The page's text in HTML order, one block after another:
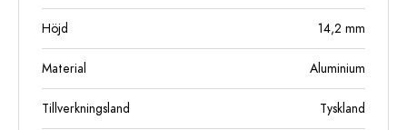
Höjd 14,2 mm
Material Aluminium
Tillverkningsland Tyskland